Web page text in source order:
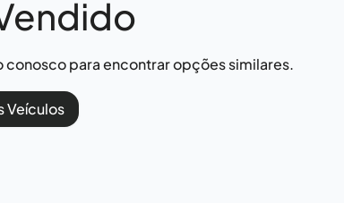
para encontrar opções similares.
Veículos